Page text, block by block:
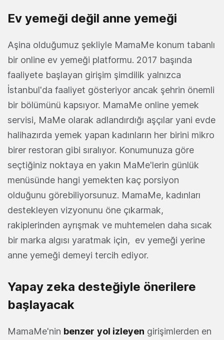
Ev yemeği değil anne yemeği
Aşina olduğumuz şekliyle MamaMe konum tabanlı
bir online ev yemeği platformu. 2017 başında
faaliyete başlayan girişim şimdilik yalnızca
İstanbul'da faaliyet gösteriyor ancak şehrin önemli
bir bölümünü kapsıyor. MamaMe online yemek
servisi, MaMe olarak adlandırdığı aşçılar yani evde
halihazırda yemek yapan kadınların her birini mikro
birer restoran gibi sıralıyor. Konumunuza göre
seçtiğiniz noktaya en yakın MaMe'lerin günlük
menüsünde hangi yemekten kaç porsiyon
olduğunu görebiliyorsunuz. MamaMe, kadınları
destekleyen vizyonunu öne çıkarmak,
rakiplerinden ayrışmak ve muhtemelen daha sıcak
bir marka algısı yaratmak için, ev yemeği yerine
anne yemeği demeyi tercih ediyor.
Yapay zeka desteğiyle önerilere
başlayacak
MamaMe'nin benzer yol izleyen girişimlerden en